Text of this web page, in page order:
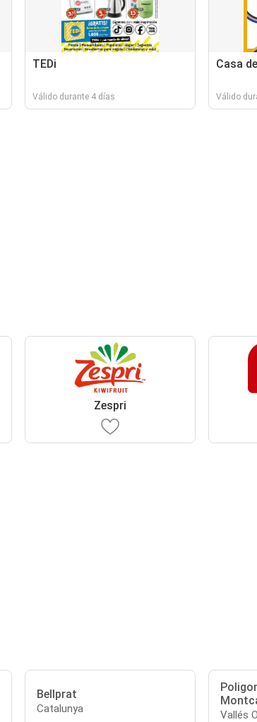
TEDi
Válido durante 4 días
Casa
Válido
Zespri
Bellprat
Catalunya
Vallés